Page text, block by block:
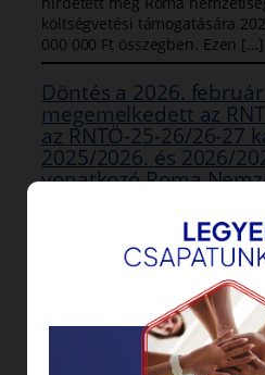
költségvetési támogatására
000 000 Ft összegben. Ezen […]
Döntés a 2026.
megemelkedett az
az RNTÖ-25-26/26-27
2025/2026. és 2026/
vonatkozó Roma
összegére vonatkozóan
Tisztelt Pályázó! A Roma
Ösztöndíjáról szóló 24/2019.
bekezdése alapján az
havonta 50 000 Ft, azaz